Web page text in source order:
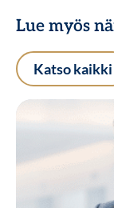
Lue myös
Katso kaikki